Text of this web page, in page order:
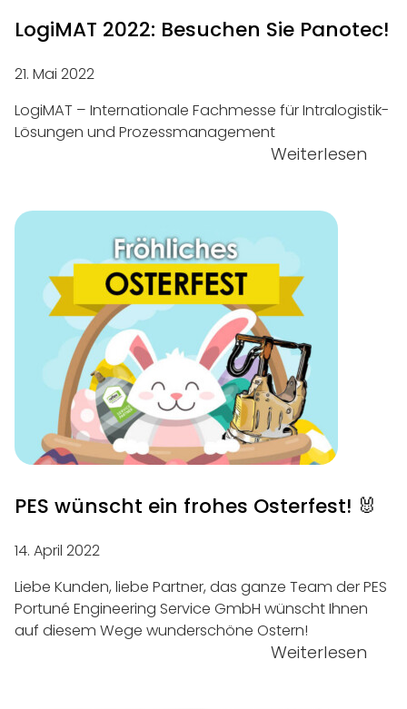
LogiMAT 2022: Besuchen Sie Panotec!
21. Mai 2022
LogiMAT – Internationale Fachmesse für Intralogistik-
Lösungen und Prozessmanagement
Weiterlesen
PES wünscht ein frohes Osterfest! 🐰
14. April 2022
Liebe Kunden, liebe Partner, das ganze Team der PES
Portuné Engineering Service GmbH wünscht Ihnen
auf diesem Wege wunderschöne Ostern!
Weiterlesen